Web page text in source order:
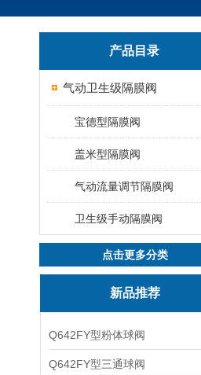
产品目录
气动卫生级隔膜阀
宝德型隔膜阀
盖米型隔膜阀
气动流量调节隔膜阀
卫生级手动隔膜阀
点击更多分类
新品推荐
Q642FY型粉体球阀
Q642FY型三通球阀